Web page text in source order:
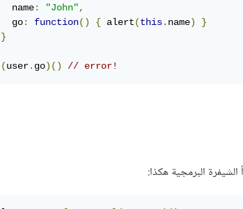
  name
: "John",
  go
: function() { alert(this. name)
}
}
(user. go)() // error!
الشيفرة البرمجية هكذا: